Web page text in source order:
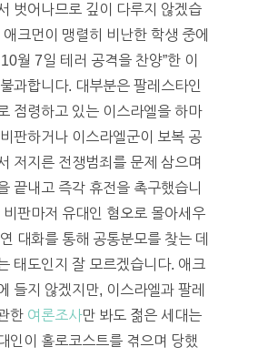
벗어나므로 깊이 다루지 않겠습
애크먼이 맹렬히 비난한 학생 중에
월 7일 테러 공격을 찬양”한 이
과합니다. 대부분은 팔레스타인
점령하고 있는 이스라엘을 하마
판하거나 이스라엘군이 보복 공
저지른 전쟁범죄를 문제 삼으며
끝내고 즉각 휴전을 촉구했습니
비판마저 유대인 혐오로 몰아세우
대화를 통해 공통분모를 찾는 데
태도인지 잘 모르겠습니다. 애크
들지 않겠지만, 이스라엘과 팔레
한 여론조사만 봐도 젊은 세대는
인이 홀로코스트를 겪으며 당했